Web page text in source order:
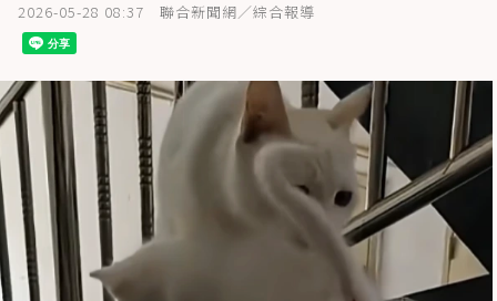
2026-05-28 08:37 聯合新聞網／綜合報導